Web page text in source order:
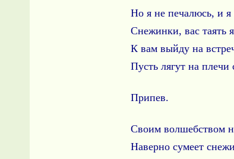
Но я не печалюсь, и я
Снежинки, вас таять
К вам выйду на
Пусть лягут на
Припев.
Своим волшебством
Наверно сумеет